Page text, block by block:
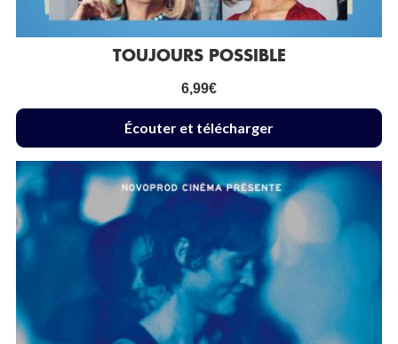
TOUJOURS POSSIBLE
6,99€
Écouter et télécharger